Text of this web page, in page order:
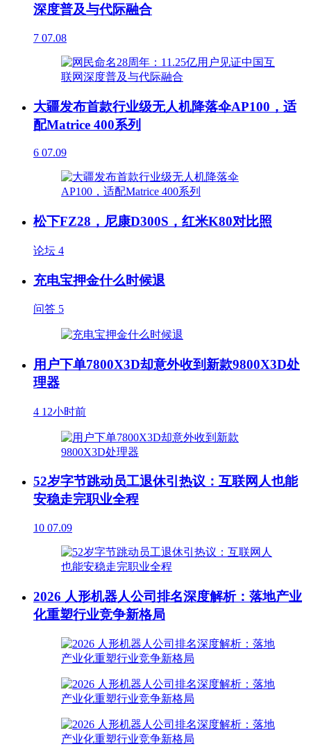
深度普及与代际融合
7 07.08
大疆发布首款行业级无人机降落伞AP100，适
配Matrice 400系列
6 07.09
松下FZ28，尼康D300S，红米K80对比照
论坛 4
充电宝押金什么时候退
问答 5
用户下单7800X3D却意外收到新款9800X3D处
理器
4 12小时前
52岁字节跳动员工退休引热议：互联网人也能
安稳走完职业全程
10 07.09
2026 人形机器人公司排名深度解析：落地产业
化重塑行业竞争新格局